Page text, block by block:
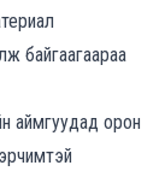
байгаагаараа
аймгуудад орон